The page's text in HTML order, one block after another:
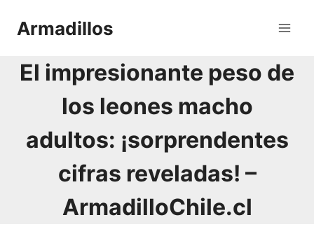
Armadillos
El impresionante peso de
los leones macho
adultos: ¡sorprendentes
cifras reveladas! –
ArmadilloChile.cl